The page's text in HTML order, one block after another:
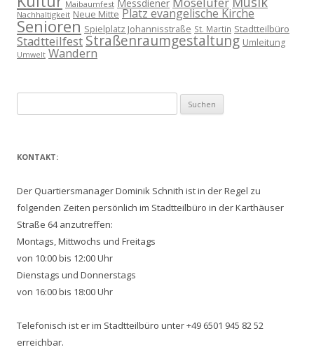
Maibaumfest Messdiener
Nachhaltigkeit Neue Mitte Platz evangelische Kirche
Senioren Spielplatz Johannisstraße St. Martin Stadtteilbüro
Stadtteilfest Straßenraumgestaltung Umleitung
Umwelt Wandern
nach:
KONTAKT:
Der Quartiersmanager Dominik Schnith ist in der Regel zu
folgenden Zeiten persönlich im Stadtteilbüro in der Karthäuser
Straße 64 anzutreffen:
Montags, Mittwochs und Freitags
von 10:00 bis 12:00 Uhr
Dienstags und Donnerstags
von 16:00 bis 18:00 Uhr
Telefonisch ist er im Stadtteilbüro unter +49 6501 945 82 52
erreichbar.